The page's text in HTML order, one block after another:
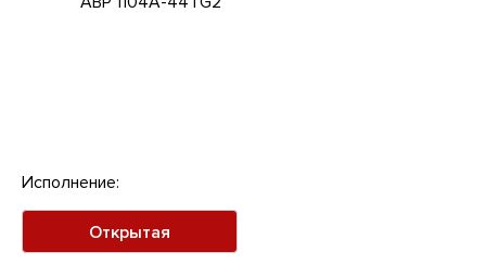
Исполнение:
Открытая